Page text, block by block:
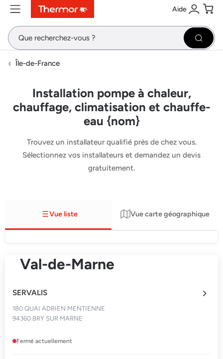
ContenuMenuRecherche Aide
Se
Île-de-France
Installation pompe à chaleur,
chauffage, climatisation et chauffe-
eau {nom}
Trouvez un installateur qualifié près de chez vous.
Sélectionnez vos installateurs et demandez un devis
gratuitement.
Vue liste Vue carte géographique
Val-de-Marne
SERVALIS
180 QUAI ADRIEN MENTIENNE
94360 BRY SUR MARNE
Fermé actuellement